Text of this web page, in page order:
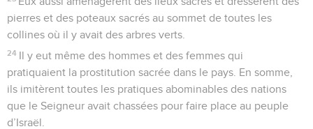
pierres et des poteaux sacrés au sommet de toutes les
collines où il y avait des arbres verts.
24 Il y eut même des hommes et des femmes qui
pratiquaient la prostitution sacrée dans le pays. En somme,
ils imitèrent toutes les pratiques abominables des nations
que le Seigneur avait chassées pour faire place au peuple
d’Israël.